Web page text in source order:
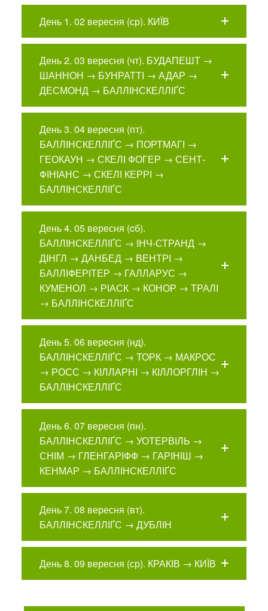
День 1. 02 вересня (ср). КИЇВ
День 2. 03 вересня (чт). БУДАПЕШТ →
ШАННОН → БУНРАТТІ → АДАР →
ДЕСМОНД → БАЛЛІНСКЕЛЛІҐС
День 3. 04 вересня (пт).
БАЛЛІНСКЕЛЛІҐС → ПОРТМАГІ →
ГЕОКАУН → СКЕЛІ ФОГЕР → СЕНТ-
ФІНІАНС → СКЕЛІ КЕРРІ →
БАЛЛІНСКЕЛЛІҐС
День 4. 05 вересня (cб).
БАЛЛІНСКЕЛЛІҐС → ІНЧ-СТРАНД →
ДІНГЛ → ДАНБЕД → ВЕНТРІ →
БАЛЛІФЕРІТЕР → ГАЛЛАРУС →
КУМЕНОЛ → РІАСК → КОНОР → ТРАЛІ
→ БАЛЛІНСКЕЛЛІҐС
День 5. 06 вересня (нд).
БАЛЛІНСКЕЛЛІҐС → ТОРК → МАКРОС
→ РОСС → КІЛЛАРНІ → КІЛЛОРГЛІН →
БАЛЛІНСКЕЛЛІҐС
День 6. 07 вересня (пн).
БАЛЛІНСКЕЛЛІҐС → УОТЕРВІЛЬ →
СНІМ → ГЛЕНГАРІФФ → ГАРІНІШ →
КЕНМАР → БАЛЛІНСКЕЛЛІҐС
День 7. 08 вересня (вт).
БАЛЛІНСКЕЛЛІҐС → ДУБЛІН
День 8. 09 вересня (ср). КРАКІВ → КИЇВ